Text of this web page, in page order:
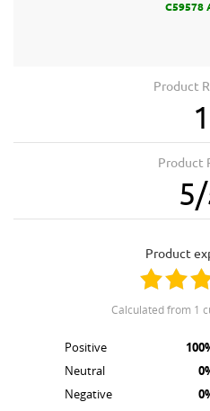
C59578
Product
1
Product
5/
product
calculated from 1
Positive
Neutral
Negative